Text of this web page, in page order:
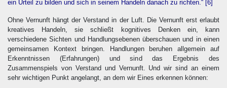
ein Urteil zu bilden und sich in seinem Handeln danach zu richten.“ [6]
Ohne Vernunft hängt der Verstand in der Luft. Die Vernunft erst erlaubt
kreatives Handeln, sie schließt kognitives Denken ein, kann
verschiedene Sichten und Handlungsebenen überschauen und in einen
gemeinsamen Kontext bringen. Handlungen beruhen allgemein auf
Erkenntnissen (Erfahrungen) und sind das Ergebnis des
Zusammenspiels von Verstand und Vernunft. Und wir sind an einem
sehr wichtigen Punkt angelangt, an dem wir Eines erkennen können: